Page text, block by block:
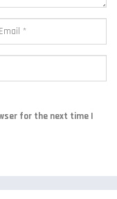
for the next time I